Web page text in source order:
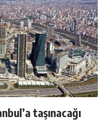
taşınacağı